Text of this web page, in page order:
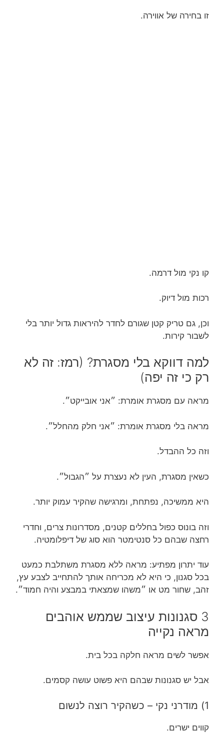
זו בחירה של אווירה.
קו נקי מול דרמה.
רכות מול דיוק.
וכן, גם טריק קטן שגורם לחדר להיראות גדול יותר בלי
לשבור קירות.
למה דווקא בלי מסגרת? (רמז: זה לא
רק כי זה יפה)
מראה עם מסגרת אומרת: ״אני אובייקט״.
מראה בלי מסגרת אומרת: ״אני חלק מהחלל״.
וזה כל ההבדל.
כשאין מסגרת, העין לא נעצרת על ״הגבול״.
היא ממשיכה, נפתחת, ומרגישה שהקיר עמוק יותר.
וזה בונוס כפול בחללים קטנים, מסדרונות צרים, וחדרי
רחצה שבהם כל סנטימטר הוא סוג של דיפלומטיה.
עוד יתרון מפתיע: מראה ללא מסגרת משתלבת כמעט
בכל סגנון, כי היא לא מכריחה אותך להתחייב לצבע עץ,
זהב, שחור מט או ״משהו שמצאתי במבצע והיה חמוד״.
3 סגנונות עיצוב שממש אוהבים
מראה נקייה
אפשר לשים מראה חלקה בכל בית.
אבל יש סגנונות שבהם היא פשוט עושה קסמים.
1) מודרני נקי – כשהקיר רוצה לנשום
קווים ישרים.